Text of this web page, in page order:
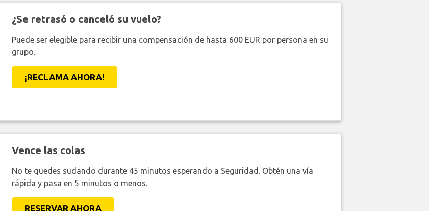
¿Se retrasó o canceló su vuelo?
Puede ser elegible para recibir una compensación de hasta 600 EUR por persona en su
grupo.
¡RECLAMA AHORA!
Vence las colas
No te quedes sudando durante 45 minutos esperando a Seguridad. Obtén una vía
rápida y pasa en 5 minutos o menos.
RESERVAR AHORA